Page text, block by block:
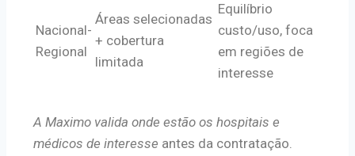
Nacional-
Regional
Áreas selecionadas
+ cobertura
limitada
Equilíbrio
custo/uso, foca
em regiões de
interesse
A Maximo valida onde estão os hospitais e
médicos de interesse antes da contratação.